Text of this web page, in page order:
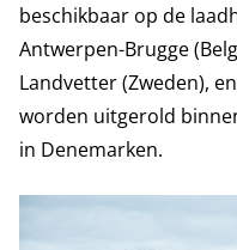
beschikbaar op de
Antwerpen-Brugge
Landvetter (Zweden),
worden uitgerold
in Denemarken.